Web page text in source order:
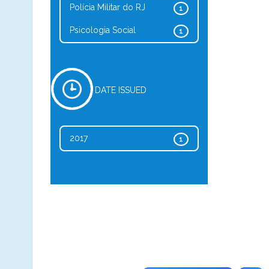
1
Polícia Militar do RJ
1
Psicologia Social
DATE ISSUED
1
2017